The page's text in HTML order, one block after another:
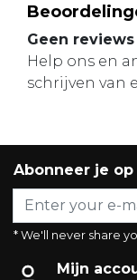
Geen
Help ons en
schrijven van
Abonneer je
* We'll never share
Mijn